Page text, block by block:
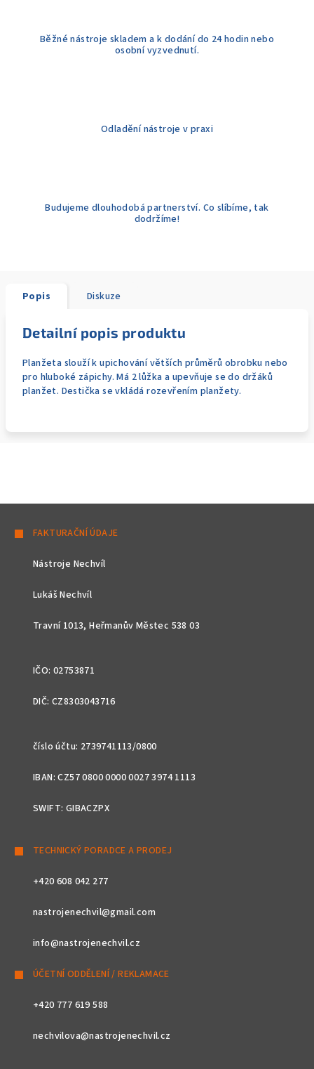
Běžné nástroje skladem a k dodání do 24 hodin nebo
osobní vyzvednutí.
Odladění nástroje v praxi
Budujeme dlouhodobá partnerství. Co slíbíme, tak
dodržíme!
Popis Diskuze
Detailní popis produktu
Planžeta slouží k upichování větších průměrů obrobku nebo
pro hluboké zápichy. Má 2 lůžka a upevňuje se do držáků
planžet. Destička se vkládá rozevřením planžety.
FAKTURAČNÍ ÚDAJE
Nástroje Nechvíl
Lukáš Nechvíl
Travní 1013, Heřmanův Městec 538 03
IČO: 02753871
DIČ: CZ8303043716
číslo účtu: 2739741113/0800
IBAN: CZ57 0800 0000 0027 3974 1113
SWIFT: GIBACZPX
TECHNICKÝ PORADCE A PRODEJ
+420 608 042 277
nastrojenechvil@gmail.com
info@nastrojenechvil.cz
ÚČETNÍ ODDĚLENÍ / REKLAMACE
+420 777 619 588
nechvilova@nastrojenechvil.cz